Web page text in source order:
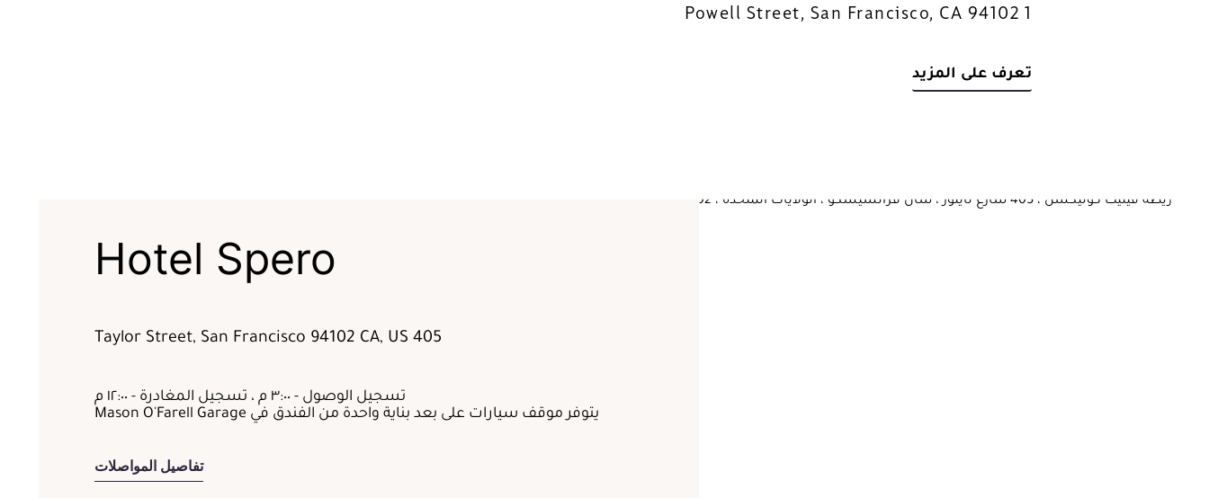
1 Powell Street, San Francisco, CA 94102
تعرف على المزيد
Hotel Spero
405 Taylor Street, San Francisco 94102 CA, US
تسجيل الوصول - ٣:٠٠ م ، تسجيل المغادرة - ١٢:٠٠ م
يتوفر موقف سيارات على بعد بناية واحدة من الفندق في Mason O'Farell Garage
تفاصيل المواصلات